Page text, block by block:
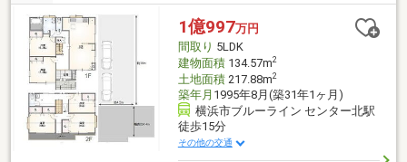
1億997万円
間取り 5LDK
建物面積134.57m2
土地面積217.88m2
築年月 1995年8月(築31年1ヶ月)
横浜市ブルーライン センター北駅
徒歩15分
その他の交通